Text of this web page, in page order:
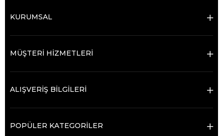
KURUMSAL
MÜŞTERİ HİZMETLERİ
ALIŞVERİŞ BİLGİLERİ
POPÜLER KATEGORİLER